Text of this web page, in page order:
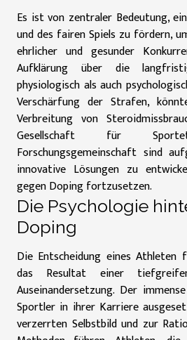
Es ist von zentraler Bedeutung,
und des fairen Spiels zu fördern,
ehrlicher und gesunder
Aufklärung über die
physiologisch als auch
Verschärfung der Strafen,
Verbreitung von
Gesellschaft für
Forschungsgemeinschaft sind
innovative Lösungen zu
gegen Doping fortzusetzen.
Die Psychologie
Doping
Die Entscheidung eines
das Resultat einer
Auseinandersetzung. Der
Sportler in ihrer Karriere
verzerrten Selbstbild und zur